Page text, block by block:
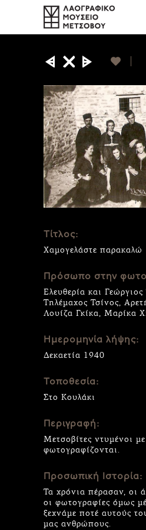
Τίτλος:
Χαμογελάστε παρακαλώ
Πρόσωπο στην
Ελευθερία και
Τηλέμαχος Τσίνος,
Λουίζα Γκίκα, Μαρίκα
Ημερομηνία λήψης:
Δεκαετία 1940
Τοποθεσία:
Στο Κουλάκι
Περιγραφή:
Μετσοβίτες ντυμένοι
φωτογραφίζονται.
Προσωπική Ιστορία:
Τα χρόνια πέρασαν, οι
οι φωτογραφίες όμως
ξεχνάμε ποτέ αυτούς
μας ανθρώπους.